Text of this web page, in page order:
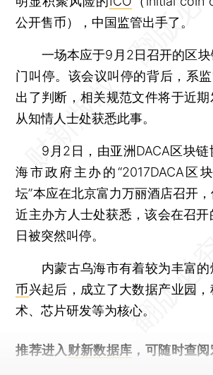
公开售币），中国监管出手了。
一场本应于9月2日召开的区块
门叫停。该会议叫停的背后，系
出了判断，相关规范文件将于近
从知情人士处获悉此事。
9月2日，由亚洲DACA区块链
海市政府主办的“2017DACA区
坛”本应在北京富力万丽酒店召开
近主办方人士处获悉，该会在召开
日被突然叫停。
内蒙古乌海市有着较为丰富的
币兴起后，成立了大数据产业园
术、芯片研发等为核心。
推荐进入 财新数据库 ，可随时查